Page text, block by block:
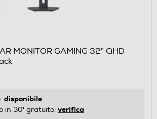
MONITOR GAMING 32" QHD
disponibile
in 30' gratuito: verifica